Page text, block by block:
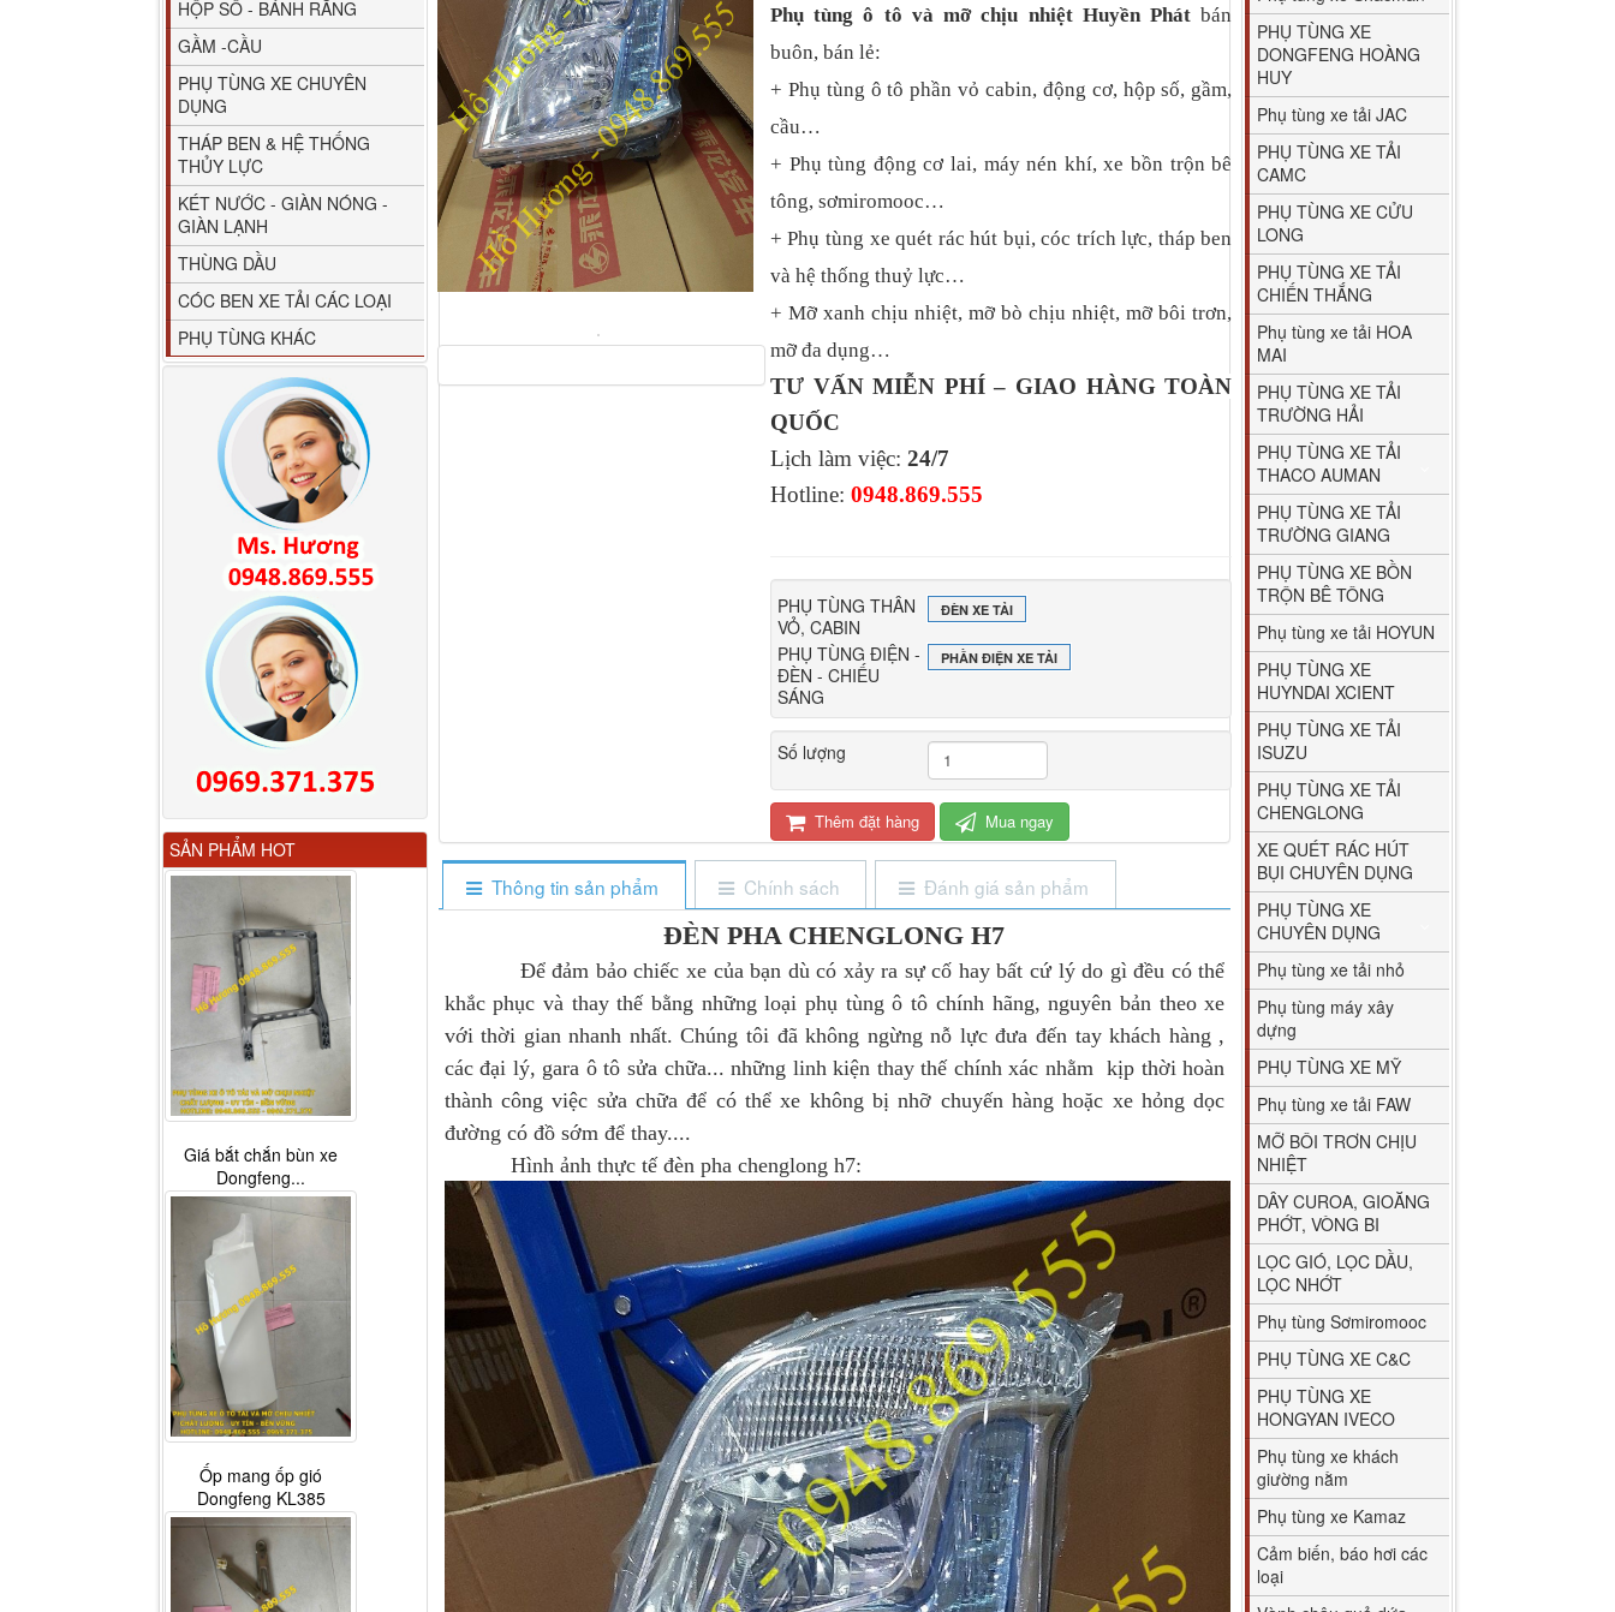
Phụ tùng ô tô và mỡ chịu nhiệt Huyền Phátbán
buôn, bán lẻ:
+ Phụ tùng ô tô phần vỏ cabin, động cơ, hộp số, gầm,
cầu…
+ Phụ tùng động cơ lai, máy nén khí, xe bồn trộn bê
tông, sơmiromooc…
+ Phụ tùng xe quét rác hút bụi, cóc trích lực, tháp ben
và hệ thống thuỷ lực…
+ Mỡ xanh chịu nhiệt, mỡ bò chịu nhiệt, mỡ bôi trơn,
mỡ đa dụng…
TƯ VẤN MIỄN PHÍ – GIAO HÀNG TOÀN
QUỐC
Lịch làm việc: 24/7
Hotline: 0948.869.555
PHỤ TÙNG THÂN
VỎ, CABIN
ĐÈN XE TẢI
PHỤ TÙNG ĐIỆN -
ĐÈN - CHIẾU
SÁNG
PHẦN ĐIỆN XE TẢI
Số lượng
Thêm đặt hàng Mua ngay
Thông tin sản phẩm Chính sách Đánh giá sản phẩm
ĐÈN PHA CHENGLONG H7
Để đảm bảo chiếc xe của bạn dù có xảy ra sự cố hay bất cứ lý do gì đều có thể
khắc phục và thay thế bằng những loại phụ tùng ô tô chính hãng, nguyên bản theo xe
với thời gian nhanh nhất. Chúng tôi đã không ngừng nỗ lực đưa đến tay khách hàng ,
các đại lý, gara ô tô sửa chữa... những linh kiện thay thế chính xác nhằm kịp thời hoàn
thành công việc sửa chữa để có thể xe không bị nhỡ chuyến hàng hoặc xe hỏng dọc
đường có đồ sớm để thay....
Hình ảnh thực tế đèn pha chenglong h7:
PHỤ TÙNG XE
DONGFENG HOÀNG
HUY
Phụ tùng xe tải JAC
PHỤ TÙNG XE TẢI
CAMC
PHỤ TÙNG XE CỬU
LONG
PHỤ TÙNG XE TẢI
CHIẾN THẮNG
Phụ tùng xe tải HOA
MAI
PHỤ TÙNG XE TẢI
TRƯỜNG HẢI
PHỤ TÙNG XE TẢI
THACO AUMAN
PHỤ TÙNG XE TẢI
TRƯỜNG GIANG
PHỤ TÙNG XE BỒN
TRỘN BÊ TÔNG
Phụ tùng xe tải HOYUN
PHỤ TÙNG XE
HUYNDAI XCIENT
PHỤ TÙNG XE TẢI
ISUZU
PHỤ TÙNG XE TẢI
CHENGLONG
XE QUÉT RÁC HÚT
BỤI CHUYÊN DỤNG
PHỤ TÙNG XE
CHUYÊN DỤNG
Phụ tùng xe tải nhỏ
Phụ tùng máy xây
dựng
PHỤ TÙNG XE MỸ
Phụ tùng xe tải FAW
MỠ BÔI TRƠN CHỊU
NHIỆT
DÂY CUROA, GIOĂNG
PHỚT, VÒNG BI
LỌC GIÓ, LỌC DẦU,
LỌC NHỚT
Phụ tùng Sơmiromooc
PHỤ TÙNG XE C&C
PHỤ TÙNG XE
HONGYAN IVECO
Phụ tùng xe khách
giường nằm
Phụ tùng xe Kamaz
Cảm biến, báo hơi các
loại
HỘP SỐ - BÁNH RĂNG
GẦM -CẦU
PHỤ TÙNG XE CHUYÊN
DỤNG
THÁP BEN & HỆ THỐNG
THỦY LỰC
KÉT NƯỚC - GIÀN NÓNG -
GIÀN LẠNH
THÙNG DẦU
CÓC BEN XE TẢI CÁC LOẠI
PHỤ TÙNG KHÁC
SẢN PHẨM HOT
80YHCB-60 Bơm xăng
dầu 60m3/h...
M4610162101A0 Tapbi
cửa Thaco...
Gương chiếu hậu FAW
JH6 có sấy...
Giá bắt chắn bùn xe
Dongfeng...
Ốp mang ốp gió
Dongfeng KL385